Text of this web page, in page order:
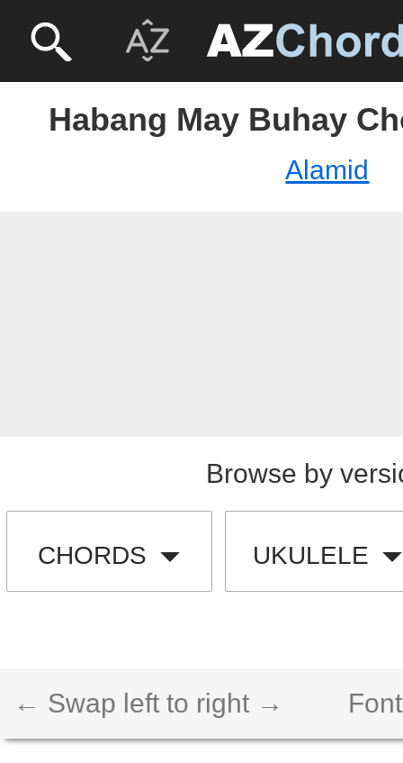
Habang May Buhay
Alamid
Browse by
CHORDS UKULELE
← Swap left to right →